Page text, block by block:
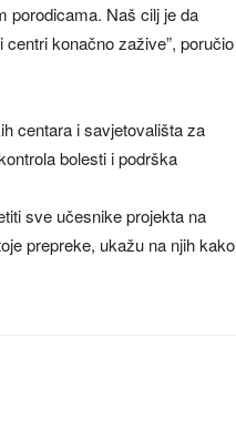
porodicama. Naš cilj je da
konačno zažive”, poručio
centara i savjetovališta za
bolesti i podrška
sve učesnike projekta na
prepreke, ukažu na njih kako